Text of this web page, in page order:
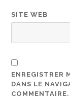
SITE WEB
ENREGISTRER
DANS LE
COMMENTAIRE.